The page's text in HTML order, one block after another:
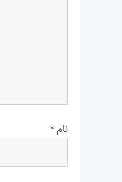
نام*